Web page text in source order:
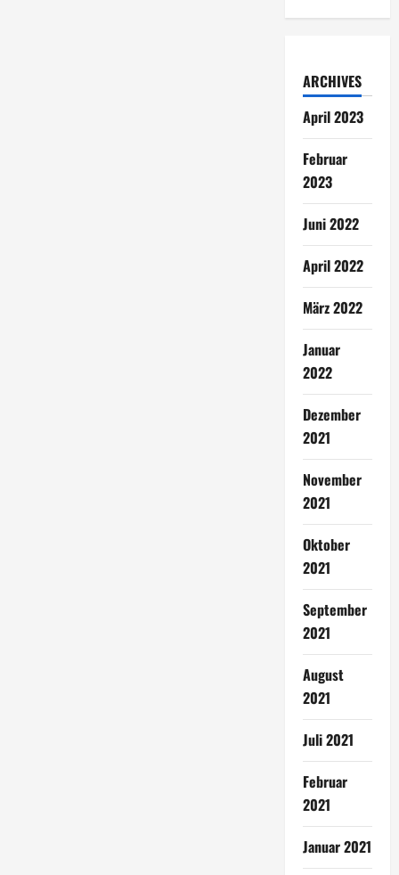
ARCHIVES
April 2023
Februar
2023
Juni 2022
April 2022
März 2022
Januar
2022
Dezember
2021
November
2021
Oktober
2021
September
2021
August
2021
Juli 2021
Februar
2021
Januar 2021